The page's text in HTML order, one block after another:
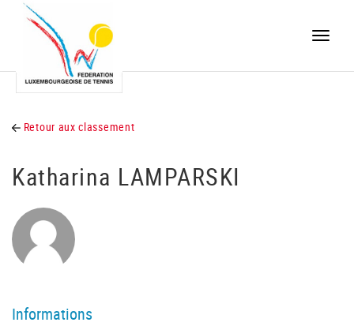
Toggle
Retour aux classement
Katharina LAMPARSKI
Informations